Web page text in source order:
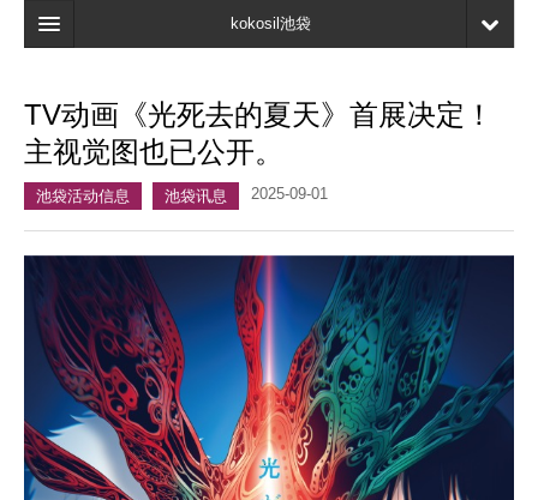
kokosil池袋
地图
最新信息
我的页面
书签
TV动画《光死去的夏天》首展决定！
主视觉图也已公开。
池袋活动信息 池袋讯息 2025-09-01